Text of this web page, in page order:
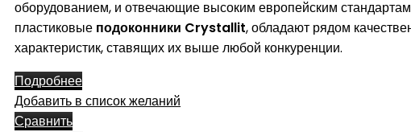
оборудованием, и отвечающие высоким европейским
пластиковые подоконники Crystallit, обладают рядом
характеристик, ставящих их выше любой конкуренции.
Подробнее
Добавить в список желаний
Сравнить